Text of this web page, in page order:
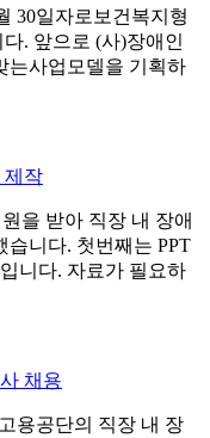
30일자로보건복지형
. 앞으로 (사)장애인
는사업모델을 기획하
제작
을 받아 직장 내 장애
습니다. 첫번째는 PPT
니다. 자료가 필요하
채용
용공단의 직장 내 장